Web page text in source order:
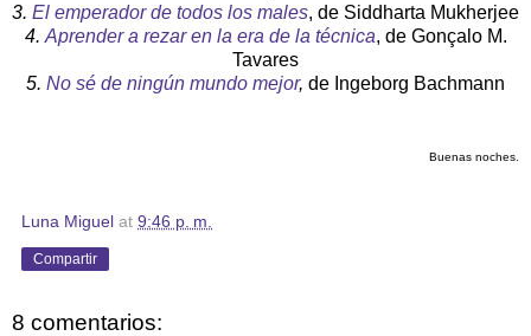
3. El emperador de todos los males, de Siddharta Mukherjee
4. Aprender a rezar en la era de la técnica, de Gonçalo M.
Tavares
5. No sé de ningún mundo mejor, de Ingeborg Bachmann
Buenas noches.
Luna Miguel at 9:46 p. m.
Compartir
8 comentarios: